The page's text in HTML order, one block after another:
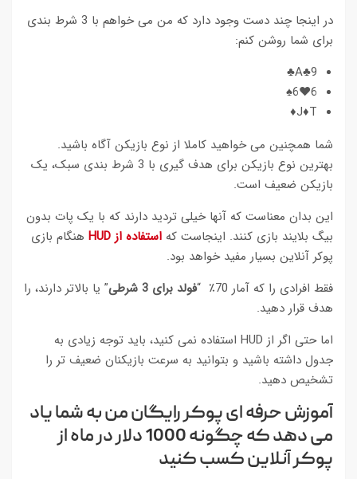
در اینجا چند دست وجود دارد که من می خواهم با 3 شرط بندی
برای شما روشن کنم:
A♣9♣
6♥6♠
J♦T♦
شما همچنین می خواهید کاملا از نوع بازیکن آگاه باشید.
بهترین نوع بازیکن برای هدف گیری با 3 شرط بندی سبک، یک
بازیکن ضعیف است.
این بدان معناست که آنها خیلی تردید دارند که با یک پات بدون
بیگ بلایند بازی کنند. اینجاست که استفاده از HUD
هنگام بازی
پوکر آنلاین بسیار مفید خواهد بود.
فقط افرادی را که آمار 70٪ “
فولد برای 3 شرطی
” یا بالاتر دارند، را
هدف قرار دهید.
اما حتی اگر از HUD استفاده نمی کنید، باید توجه زیادی به
جدول داشته باشید و بتوانید به سرعت بازیکنان ضعیف تر را
تشخیص دهید.
آموزش حرفه ای پوکر رایگان من به شما یاد
می دهد که چگونه 1000 دلار در ماه از
پوکر آنلاین کسب کنید